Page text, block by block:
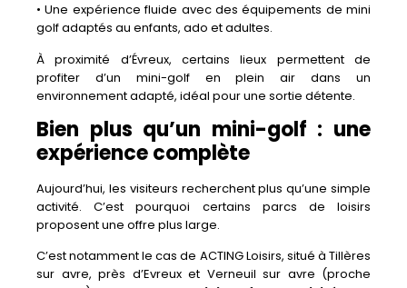
• Une expérience fluide avec des équipements de mini
golf adaptés au enfants, ado et adultes.
À proximité d’Évreux, certains lieux permettent de
profiter d’un mini-golf en plein air dans un
environnement adapté, idéal pour une sortie détente.
Bien plus qu’un mini-golf : une
expérience complète
Aujourd’hui, les visiteurs recherchent plus qu’une simple
activité. C’est pourquoi certains parcs de loisirs
proposent une offre plus large.
C’est notamment le cas de ACTING Loisirs, situé à Tillères
sur avre, près d’Evreux et Verneuil sur avre (proche